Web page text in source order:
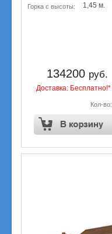
Горка с высоты: 1,45 м.
134200 руб.
Доставка: Бесплатно!*
Кол-во: